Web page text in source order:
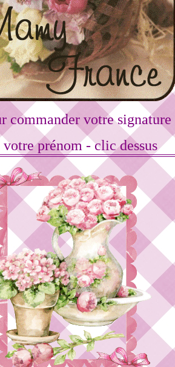
commander votre signature
votre prénom - clic dessus